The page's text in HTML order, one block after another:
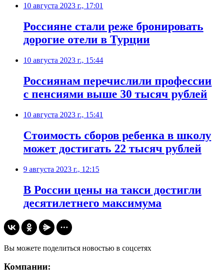
10 августа 2023 г., 17:01
Россияне стали реже бронировать
дорогие отели в Турции
10 августа 2023 г., 15:44
Россиянам перечислили профессии
с пенсиями выше 30 тысяч рублей
10 августа 2023 г., 15:41
Стоимость сборов ребенка в школу
может достигать 22 тысяч рублей
9 августа 2023 г., 12:15
В России цены на такси достигли
десятилетнего максимума
Вы можете поделиться новостью в соцсетях
Компании: